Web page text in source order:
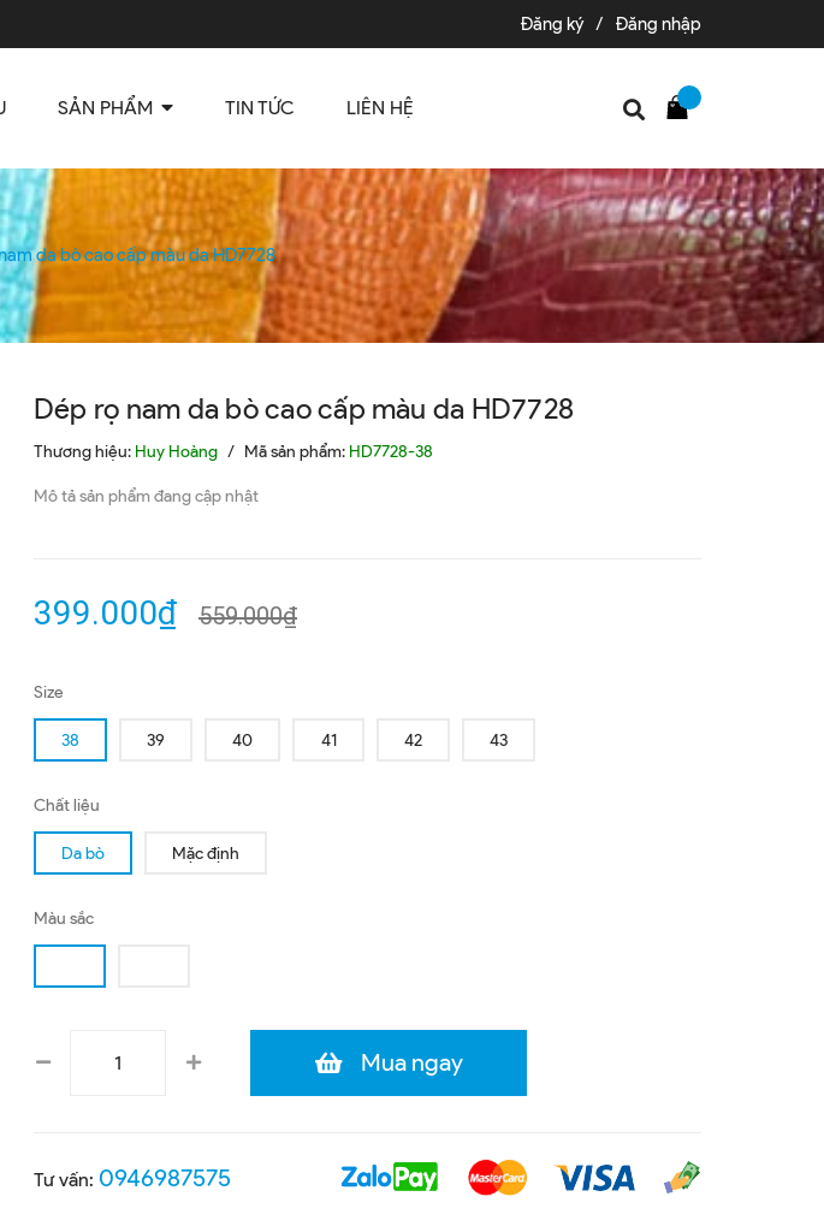
Đăng ký / Đăng nhập
SẢN PHẨM TIN TỨC LIÊN HỆ
da bò cao cấp màu da HD7728
Dép rọ nam da bò cao cấp màu da HD7728
Thương hiệu: Huy Hoàng / Mã sản phẩm: HD7728-38
Mô tả sản phẩm đang cập nhật
399.000₫ 559.000₫
Size
38 39 40 41 42 43
Chất liệu
Da bò Mặc định
Màu sắc
Mua ngay
Tư vấn: 0946987575